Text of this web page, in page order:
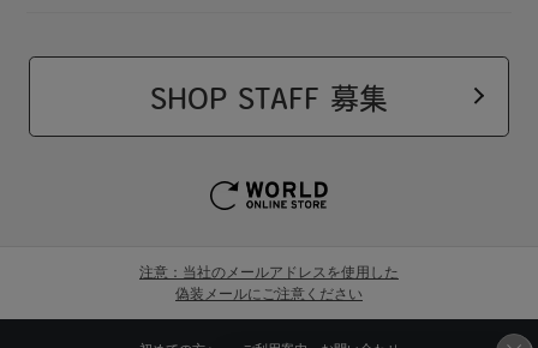
SHOP STAFF 募集
注意：当社のメールアドレスを使用した
偽装メールにご注意ください